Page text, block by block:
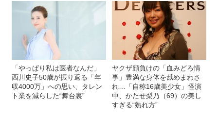
「やっぱり私は医者なんだ」
西川史子50歳が振り返る「年
収4000万」への思い、タレン
ト業を減らした“舞台裏”
ヤクザ顔負けの「血みどろ情
事」豊満な身体を舐めまわさ
れ…「自称16歳美少女」怪演
中、かたせ梨乃（69）の美し
すぎる“熟れ方”